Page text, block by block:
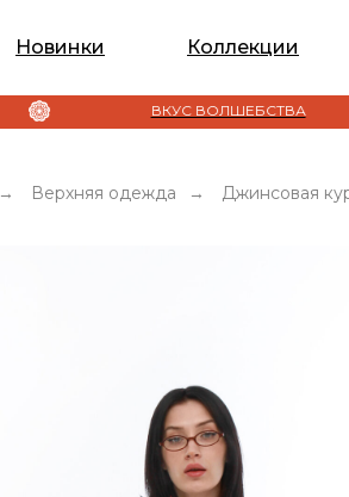
Коллекции
Новинки
ВКУС ВОЛШЕБСТВА
→ Верхняя одежда → Джинсовая